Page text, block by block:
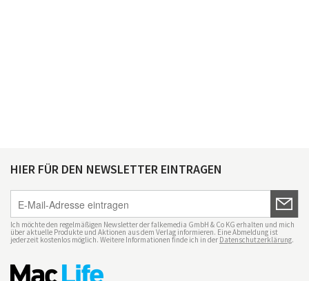
HIER FÜR DEN NEWSLETTER EINTRAGEN
Ich möchte den regelmäßigen Newsletter der falkemedia GmbH & Co KG erhalten und mich
über aktuelle Produkte und Aktionen aus dem Verlag informieren. Eine Abmeldung ist
jederzeit kostenlos möglich. Weitere Informationen finde ich in der Datenschutzerklärung.